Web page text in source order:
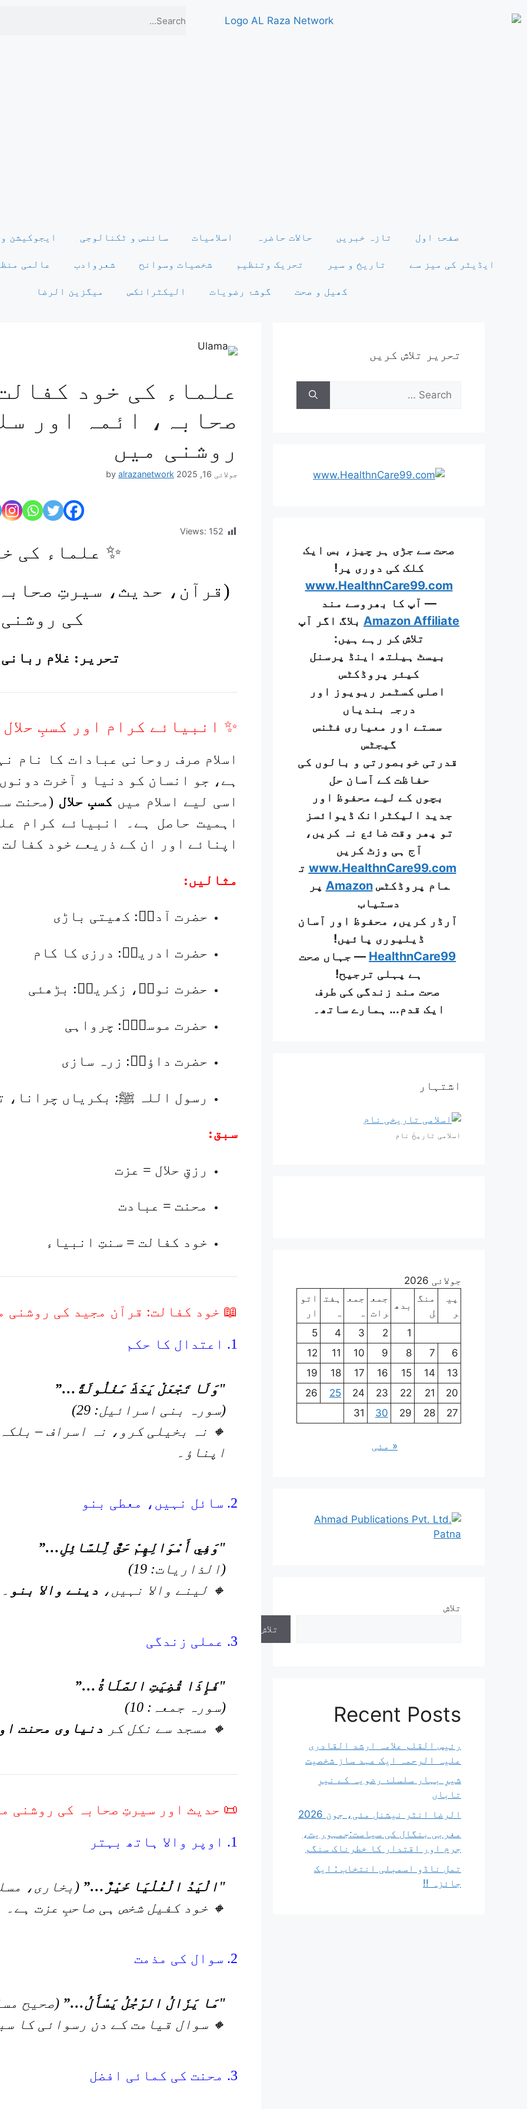
صفحۂ اول تازہ خبریں حالات حاضرہ اسلامیات سائنس و ٹکنالوجی ایجوکیشن
ایڈیٹر کی میز سے تاریخ و سیر تحریک وتنظیم شخصیات وسوانح شعروادب عالمی
کھیل و صحت گوشۂ رضویات الیکٹرانکس میگزین الرضا
علماء کی خود
صحابہ، ائمہ اور
روشنی میں
جولائی 16, 2025 by alrazanetwork
Views: 152
✨ علماء کی
(قرآن، حدیث، سیرتِ
کی
تحریر: غلام
✨ انبیائے کرام اور کسبِ حلال
اسلام صرف روحانی عبادات کا نام
ہے، جو انسان کو دنیا و آخرت
اسی لیے اسلام میںکسبِ حلال (محنت
اہمیت حاصل ہے۔ انبیائے کرام
اپنائے اور ان کے ذریعے خود
مثالیں:
حضرت آدمؑ: کھیتی باڑی
حضرت ادریسؑ: درزی کا کام
حضرت نوحؑ، زکریاؑ: بڑھئی
حضرت موسیٰؑ: چرواہی
حضرت داؤدؑ: زرہ سازی
رسول اللہ ﷺ: بکریاں چرانا،
سبق:
رزقِ حلال = عزت
محنت = عبادت
خود کفالت = سنتِ انبیاء
📖 خود کفالت: قرآن مجید کی روشنی
1. اعتدال کا حکم
"وَلَا تَجْعَلْ يَدَكَ مَغْلُولَةً…”
(سورہ بنی اسرائیل: 29)
🔸 نہ بخیلی کرو، نہ اسراف –
اپناؤ۔
2. سائل نہیں، معطی بنو
"وَفِي أَمْوَالِهِمْ حَقٌّ لِّلسَّائِلِ…”
(الذاریات: 19)
🔸 لینے والا نہیں، دینے والا بنو ۔
3. عملی زندگی
"فَإِذَا قُضِيَتِ الصَّلَاةُ…”
(سورہ جمعہ: 10)
🔸 مسجد سے نکل کر دنیاوی محنت
📜 حدیث اور سیرتِ صحابہ کی روشنی
1. اوپر والا ہاتھ بہتر
"الْيَدُ الْعُلْيَا خَيْرٌ…” (بخاری،
🔸 خود کفیل شخص ہی صاحبِ عزت ہے۔
2. سوال کی مذمت
"مَا يَزَالُ الرَّجُلُ يَسْأَلُ…” (صحیح مسلم:
🔸 سوال قیامت کے دن رسوائی کا
3. محنت کی کمائی افضل
تحریر تلاش کریں
صحت سے جڑی ہر چیز، بس ایک
کلک کی دوری پر!
www.HealthnCare99.com
— آپ کا بھروسے مند
Amazon Affiliate بلاگ اگر آپ
تلاش کر رہے ہیں:
بیسٹ ہیلتھ اینڈ پرسنل
کیئر پروڈکٹس
اصلی کسٹمر ریویوز اور
درجہ بندیاں
سستے اور معیاری فٹنس
گیجٹس
قدرتی خوبصورتی و بالوں کی
حفاظت کے آسان حل
بچوں کے لیے محفوظ اور
جدید الیکٹرانک ڈیوائسز
تو پھر وقت ضائع نہ کریں،
آج ہی وزٹ کریں
www.HealthnCare99.com ت
مام پروڈکٹسAmazon پر
دستیاب
آرڈر کریں، محفوظ اور آسان
ڈیلیوری پائیں!
HealthnCare99 — جہاں صحت
ہے پہلی ترجیح!
صحت مند زندگی کی طرف
ایک قدم... ہمارے ساتھ۔
اشتہار
اسلامی تاریخٰ نام
جولائی 2026
پی
ر
منگ
ل
بدھ
جمع
رات
جمع
ہ
ہفت
ہ
اتو
ار
1
2
3
4
5
6
7
8
9
10
11
12
13
14
15
16
17
18
19
20
21
22
23
24
25
26
27
28
29
30
31
« مئی
تلاش
تلاش
Recent Posts
رئیس القلم علامہ ارشد القادری
علیہ الرحمہ ایک عہد ساز شخصیت
شیرِ بہار سلسلۂ رضویہ کے نیرِ
تاباں
الرضا انٹر نیشنل مئی، جون 2026
مغربی بنگال کی سیاست:جمہوریت،
جرم اور اقتدار کا خطرناک سنگم
تمل ناڈو اسمبلی انتخاب : ایک
جائزہ !!